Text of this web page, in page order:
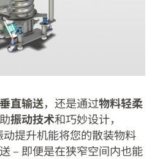
垂直输送，还是通过物料轻柔
振动技术和巧妙设计，
提升机能将您的散装物料
– 即便是在狭窄空间内也能